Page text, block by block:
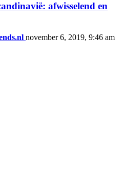
afwisselend en
november 6, 2019, 9:46 am